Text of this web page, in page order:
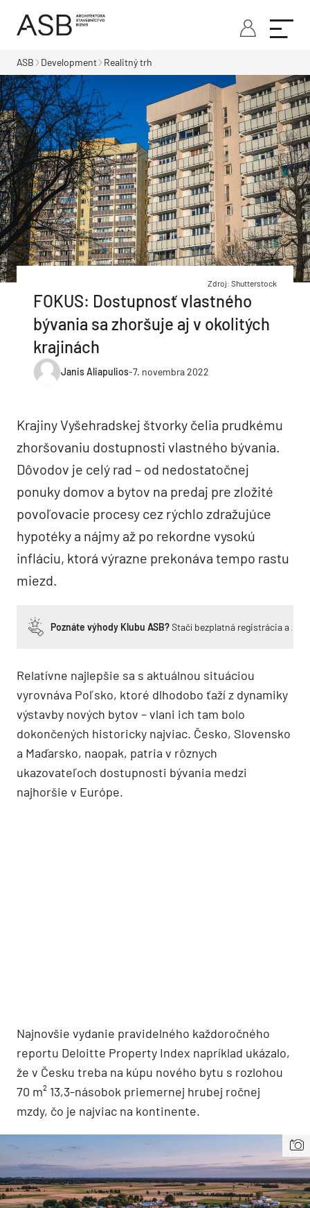
ASB Development Realitný trh
Zdroj: Shutterstock
FOKUS: Dostupnosť vlastného
bývania sa zhoršuje aj v okolitých
krajinách
Janis Aliapulios-7. novembra 2022
Krajiny Vyšehradskej štvorky čelia prudkému
zhoršovaniu dostupnosti vlastného bývania.
Dôvodov je celý rad – od nedostatočnej
ponuky domov a bytov na predaj pre zložité
povoľovacie procesy cez rýchlo zdražujúce
hypotéky a nájmy až po rekordne vysokú
infláciu, ktorá výrazne prekonáva tempo rastu
miezd.
Poznáte výhody Klubu ASB?Stačí bezplatná registrácia a
Relatívne najlepšie sa s aktuálnou situáciou
vyrovnáva Poľsko, ktoré dlhodobo ťaží z dynamiky
výstavby nových bytov – vlani ich tam bolo
dokončených historicky najviac. Česko, Slovensko
a Maďarsko, naopak, patria v rôznych
ukazovateľoch dostupnosti bývania medzi
najhoršie v Európe.
Najnovšie vydanie pravidelného každoročného
reportu Deloitte Property Index napríklad ukázalo,
že v Česku treba na kúpu nového bytu s rozlohou
70 m² 13,3-násobok priemernej hrubej ročnej
mzdy, čo je najviac na kontinente.